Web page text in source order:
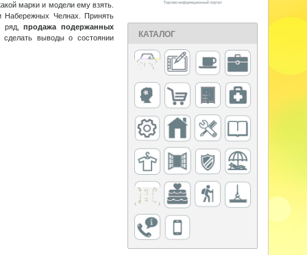
КАТАЛОГ
марки и модели ему взять.
Набережных Челнах. Принять
ряд,продажа подержанных
выводы о состоянии